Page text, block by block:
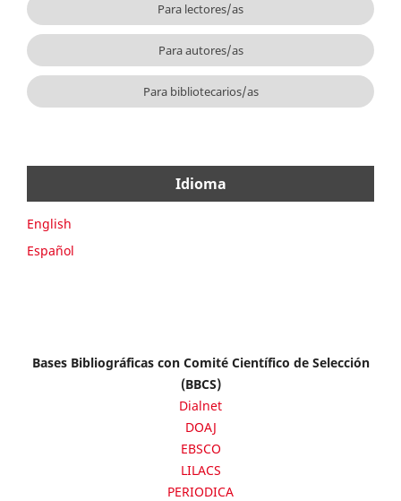
Para lectores/as
Para autores/as
Para bibliotecarios/as
Idioma
English
Español
Bases Bibliográficas con Comité Científico de Selección
(BBCS)
Dialnet
DOAJ
EBSCO
LILACS
PERIODICA